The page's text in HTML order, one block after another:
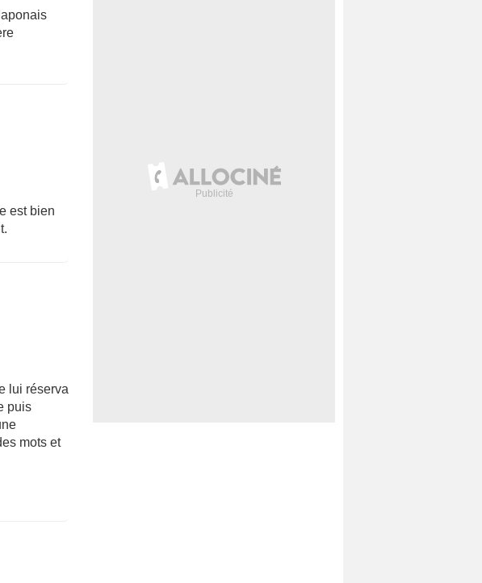
est bien
lui réserva
puis
mots et